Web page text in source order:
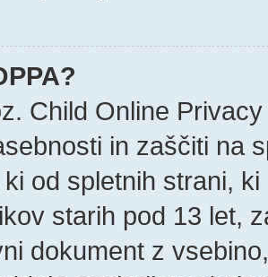
Child Online
in zaščiti na
od spletnih strani,
starih pod 13 let,
dokument z